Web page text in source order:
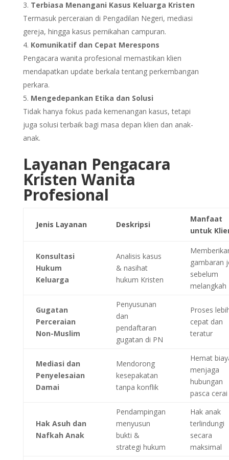
Terbiasa Menangani Kasus Keluarga Kristen
Termasuk perceraian di Pengadilan Negeri, mediasi
gereja, hingga kasus pernikahan campuran.
Komunikatif dan Cepat Merespons
Pengacara wanita profesional memastikan klien
mendapatkan update berkala tentang perkembangan
perkara.
Mengedepankan Etika dan Solusi
Tidak hanya fokus pada kemenangan kasus, tetapi
juga solusi terbaik bagi masa depan klien dan anak-
anak.
Layanan Pengacara
Kristen Wanita
Profesional
Jenis Layanan Deskripsi
Manfaat
untuk
Konsultasi
Hukum
Keluarga
Analisis kasus
& nasihat
hukum Kristen
gambaran
sebelum
melangkah
Gugatan
Perceraian
Non-Muslim
Penyusunan
dan
pendaftaran
gugatan di PN
Proses
cepat dan
teratur
Mediasi dan
Penyelesaian
Damai
Mendorong
kesepakatan
tanpa konflik
Hemat
menjaga
hubungan
pasca cerai
Hak Asuh dan
Nafkah Anak
Pendampingan
menyusun
bukti &
strategi hukum
Hak anak
terlindungi
secara
maksimal